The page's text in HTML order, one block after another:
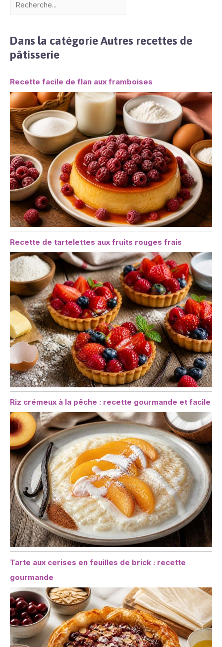
Dans la catégorie Autres recettes de
pâtisserie
Recette facile de flan aux framboises
Recette de tartelettes aux fruits rouges frais
Riz crémeux à la pêche : recette gourmande et facile
Tarte aux cerises en feuilles de brick : recette
gourmande